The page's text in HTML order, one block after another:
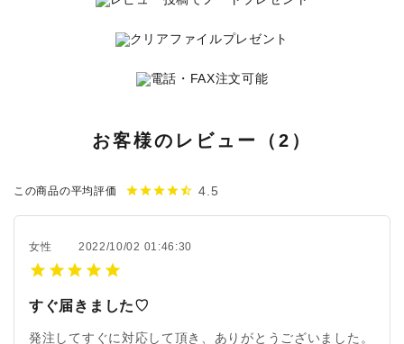
お客様のレビュー（2）
この商品の平均評価 starstarstarstarstar_half 4.5
女性 2022/10/02 01:46:30
すぐ届きました♡
発注してすぐに対応して頂き、ありがとうございました。